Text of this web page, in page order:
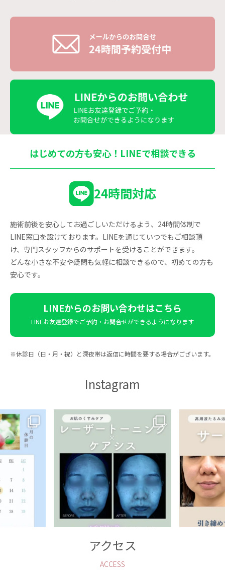
はじめての方も安心！ LINEで相談できる
24時間対応
施術前後を安心してお過ごしいただけるよう、24時間体制で
LINE窓口を設けております。LINEを通じていつでもご相談頂
け、専門スタッフからのサポートを受けることができます。
どんな小さな不安や疑問も気軽に相談できるので、初めての方も
安心です。
LINEからのお問い合わせはこちら
LINEお友達登録でご予約・お問合せができるようになります
※休診日（日・月・祝）と深夜帯は返信に時間を要する場合がございます。
Instagram
アクセス
ACCESS